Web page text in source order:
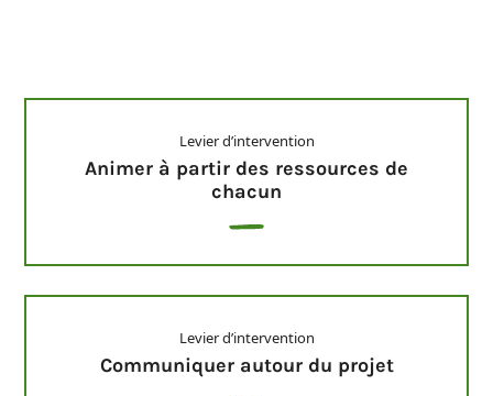
Levier d’intervention
Animer à partir des ressources de
chacun
Levier d’intervention
Communiquer autour du projet